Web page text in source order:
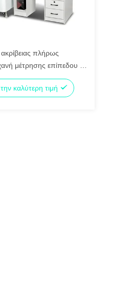
πλήρως
μέτρησης επίπεδου με
για τη μέτρηση
όρασης
την καλύτερη τιμή